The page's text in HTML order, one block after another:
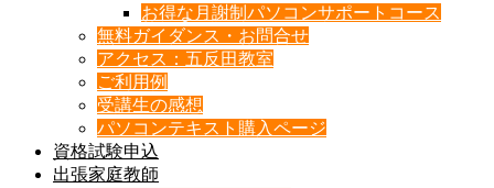
お得な月謝制パソコンサポートコース
無料ガイダンス・お問合せ
アクセス：五反田教室
ご利用例
受講生の感想
パソコンテキスト購入ページ
資格試験申込
出張家庭教師